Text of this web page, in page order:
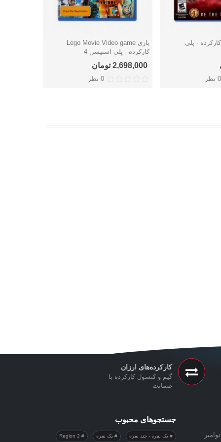
بازی NBA 2K16 کارکرده - پلی
0 نظر
دوست داشتن
بازی Lego Movie Video game
کارکرده - پلی استیشن 4
2,698,000 تومان
0 نظر
کارکرده‌های ارزان
گیم و کنسول کارکرده با
ضمانت
جستجوهای محبوب
یک نفره - چند نفره یک نفره